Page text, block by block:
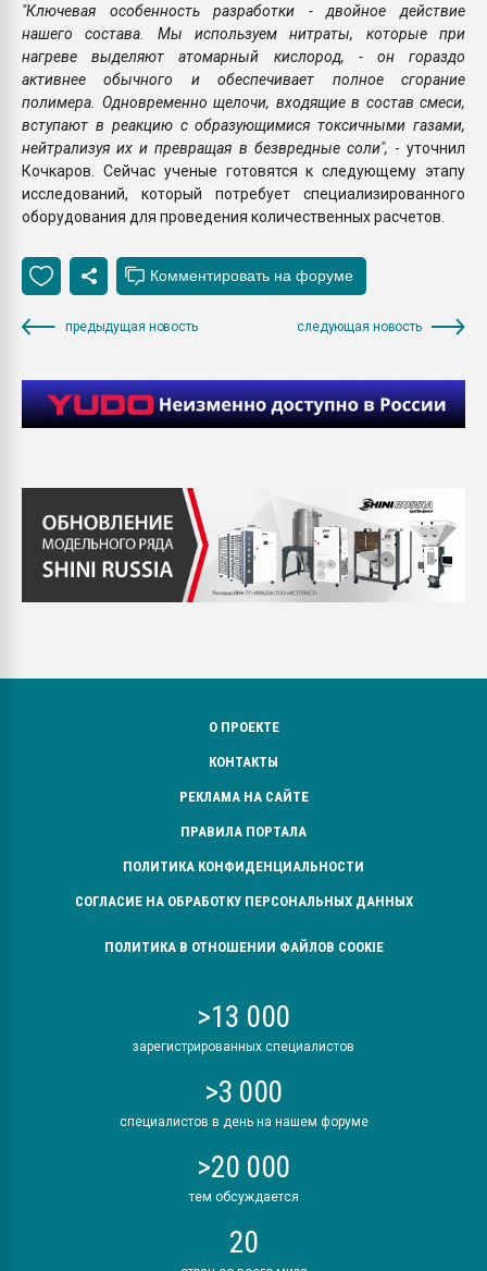
"Ключевая особенность разработки - двойное действие
нашего состава. Мы используем нитраты, которые при
нагреве выделяют атомарный кислород, - он гораздо
активнее обычного и обеспечивает полное сгорание
полимера. Одновременно щелочи, входящие в состав смеси,
вступают в реакцию с образующимися токсичными газами,
нейтрализуя их и превращая в безвредные соли", - уточнил
Кочкаров. Сейчас ученые готовятся к следующему этапу
исследований, который потребует специализированного
оборудования для проведения количественных расчетов.
предыдущая новость следующая новость
О ПРОЕКТЕ
КОНТАКТЫ
РЕКЛАМА НА САЙТЕ
ПРАВИЛА ПОРТАЛА
ПОЛИТИКА КОНФИДЕНЦИАЛЬНОСТИ
СОГЛАСИЕ НА ОБРАБОТКУ ПЕРСОНАЛЬНЫХ ДАННЫХ
ПОЛИТИКА В ОТНОШЕНИИ ФАЙЛОВ COOKIE
>13 000
зарегистрированных специалистов
>3 000
специалистов в день на нашем форуме
>20 000
тем обсуждается
20